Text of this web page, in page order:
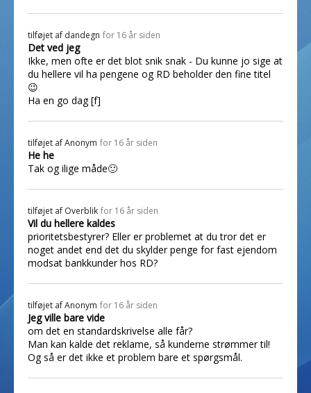
tilføjet af dandegn for 16 år siden
Det ved jeg
Ikke, men ofte er det blot snik snak - Du kunne jo sige at
du hellere vil ha pengene og RD beholder den fine titel
😉
Ha en go dag [f]
tilføjet afAnonym for 16 år siden
He he
Tak og ilige måde🙂
tilføjet af Overblik for 16 år siden
Vil du hellere kaldes
prioritetsbestyrer? Eller er problemet at du tror det er
noget andet end det du skylder penge for fast ejendom
modsat bankkunder hos RD?
tilføjet afAnonym for 16 år siden
Jeg ville bare vide
om det en standardskrivelse alle får?
Man kan kalde det reklame, så kunderne strømmer til!
Og så er det ikke et problem bare et spørgsmål.